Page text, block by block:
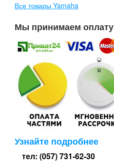
Все товары Yamaha
Мы принимаем оплату
Узнайте подробнее
тел: (057) 731-62-30